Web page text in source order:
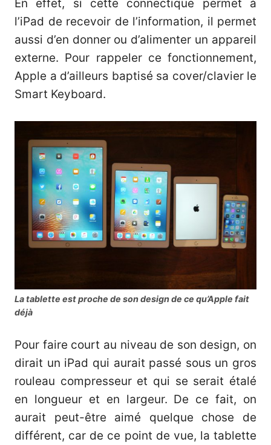
En effet, si cette connectique permet à
l’iPad de recevoir de l’information, il permet
aussi d’en donner ou d’alimenter un appareil
externe. Pour rappeler ce fonctionnement,
Apple a d’ailleurs baptisé sa cover/clavier le
Smart Keyboard.
La tablette est proche de son design de ce qu’Apple fait
déjà
Pour faire court au niveau de son design, on
dirait un iPad qui aurait passé sous un gros
rouleau compresseur et qui se serait étalé
en longueur et en largeur. De ce fait, on
aurait peut-être aimé quelque chose de
différent, car de ce point de vue, la tablette